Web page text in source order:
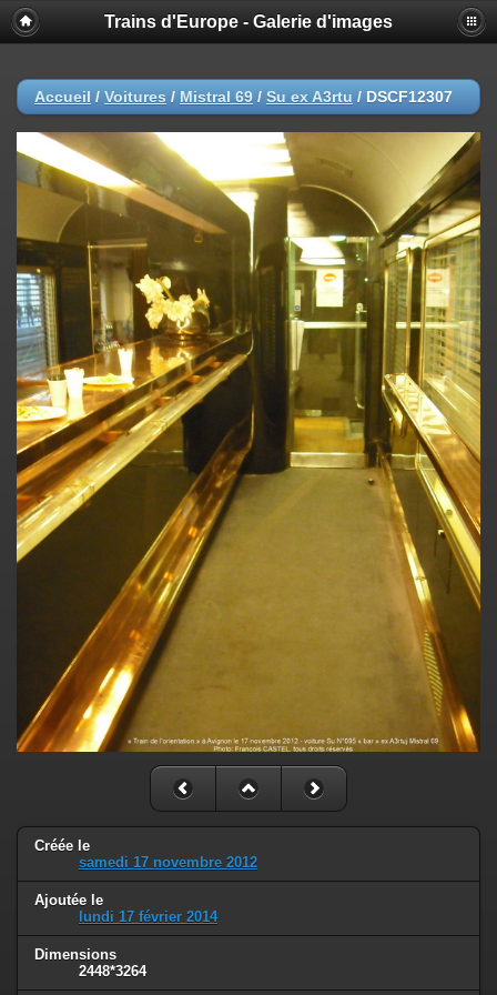
Trains d'Europe - Galerie d'images
Accueil / Voitures / Mistral 69 / Su ex A3rtu / DSCF12307
Créée le
samedi 17 novembre 2012
Ajoutée le
lundi 17 février 2014
Dimensions
2448*3264